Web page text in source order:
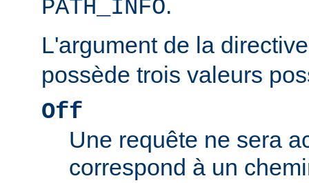
PATH_INFO.
L'argument de la
possède trois valeurs
Off
Une requête ne sera
correspond à un